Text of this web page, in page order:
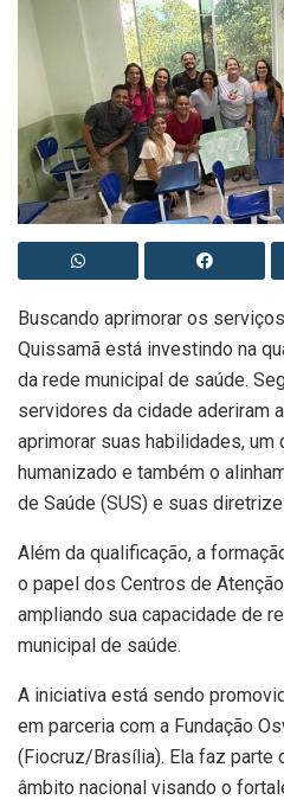
Buscando aprimorar os
Quissamã está investindo na
da rede municipal de saúde.
servidores da cidade aderiram
aprimorar suas habilidades, um
humanizado e também o
de Saúde (SUS) e suas
Além da qualificação, a
o papel dos Centros de
ampliando sua capacidade de
municipal de saúde.
A iniciativa está sendo
em parceria com a Fundação
(Fiocruz/Brasília). Ela faz parte
âmbito nacional visando o